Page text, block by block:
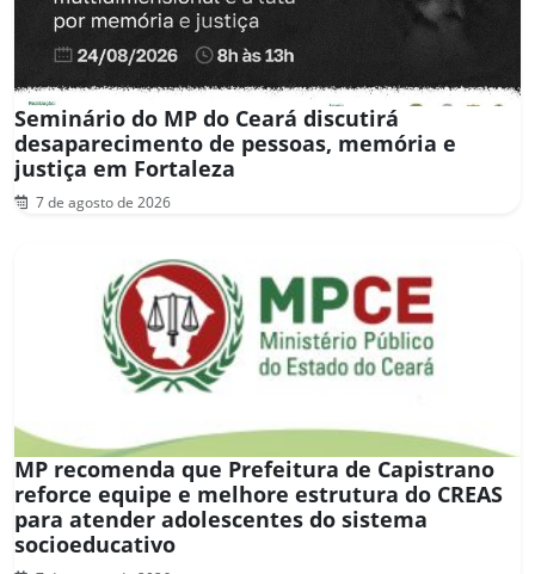
Seminário do MP do Ceará discutirá
desaparecimento de pessoas, memória e
justiça em Fortaleza
7 de agosto de 2026
MP recomenda que Prefeitura de Capistrano
reforce equipe e melhore estrutura do CREAS
para atender adolescentes do sistema
socioeducativo